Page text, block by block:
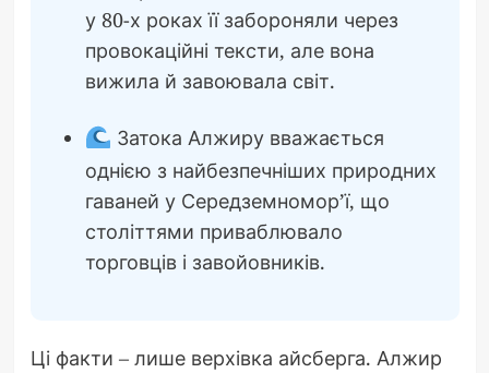
у 80-х роках її забороняли через
провокаційні тексти, але вона
вижила й завоювала світ.
Затока Алжиру вважається
однією з найбезпечніших природних
гаваней у Середземномор’ї, що
століттями приваблювало
торговців і завойовників.
Ці факти – лише верхівка айсберга. Алжир